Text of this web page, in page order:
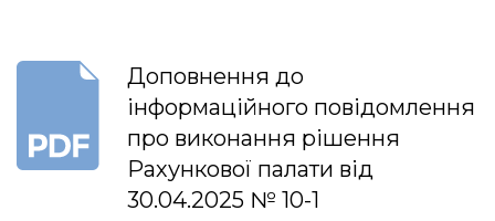
Доповнення до
інформаційного повідомлення
про виконання рішення
Рахункової палати від
30.04.2025 № 10-1